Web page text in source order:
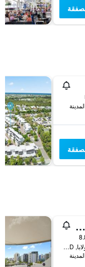
سيمارك أون فيرست
29 First Avenue, مولولابا, QLD, أستراليا